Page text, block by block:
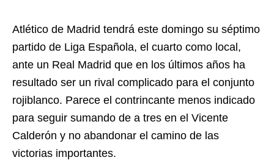
Atlético de Madrid tendrá este domingo su séptimo
partido de Liga Española, el cuarto como local,
ante un Real Madrid que en los últimos años ha
resultado ser un rival complicado para el conjunto
rojiblanco. Parece el contrincante menos indicado
para seguir sumando de a tres en el Vicente
Calderón y no abandonar el camino de las
victorias importantes.